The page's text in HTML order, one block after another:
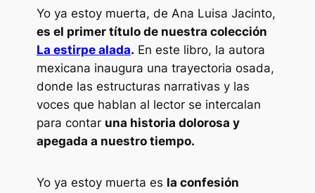
Yo ya estoy muerta, de Ana Luisa Jacinto,
es el primer título de nuestra colección
La estirpe alada. En este libro, la autora
mexicana inaugura una trayectoria osada,
donde las estructuras narrativas y las
voces que hablan al lector se intercalan
para contar una historia dolorosa y
apegada a nuestro tiempo.
Yo ya estoy muerta es la confesión